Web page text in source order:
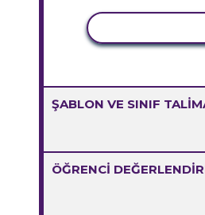
ŞABLON VE SINIF
ÖĞRENCI